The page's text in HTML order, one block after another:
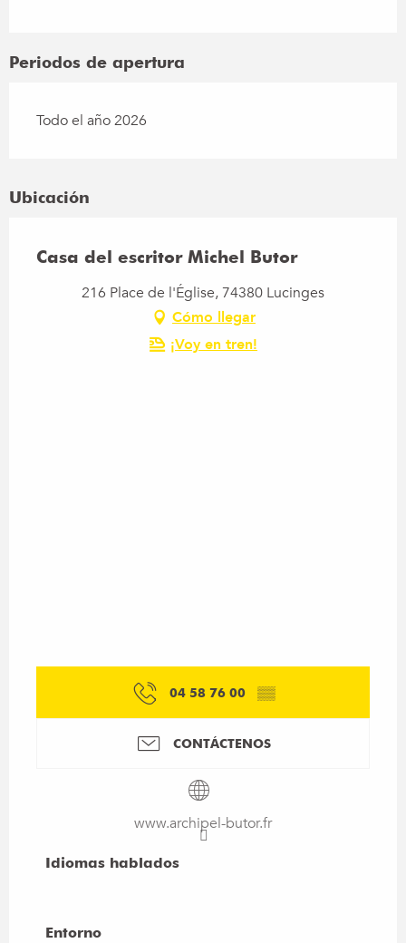
Periodos de apertura
Todo el año 2026
Ubicación
Casa del escritor Michel Butor
216 Place de l'Église, 74380 Lucinges
Cómo llegar
¡Voy en tren!
04 58 76 00 ▒▒
CONTÁCTENOS
www.archipel-butor.fr
Idiomas hablados
Idiomas hablados
Entorno
Entorno